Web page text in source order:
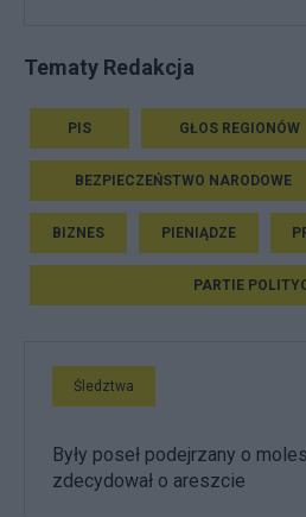
Tematy Redakcja
PIS GŁOS REGIONÓW
BEZPIECZEŃSTWO NARODOWE
BIZNES PIENIĄDZE
PARTIE
Śledztwa
Były poseł podejrzany o
zdecydował o areszcie